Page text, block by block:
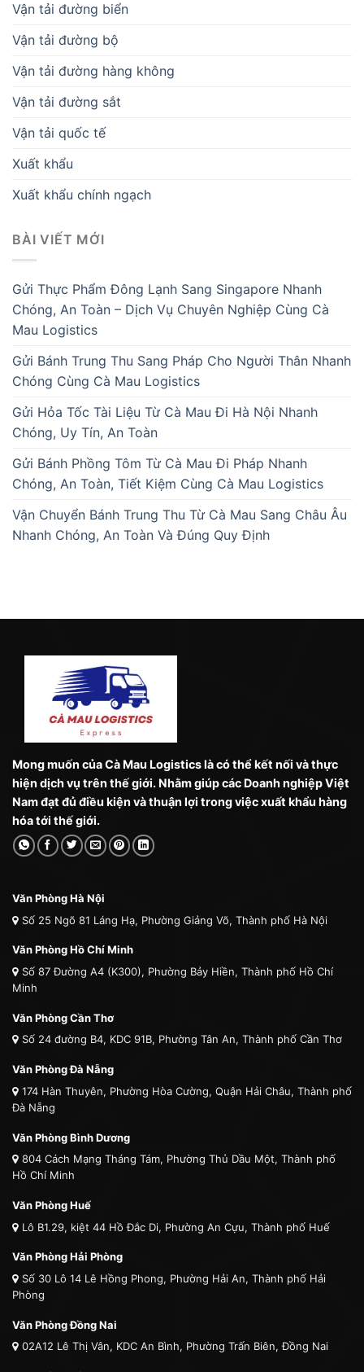
Vận tải đường biển
Vận tải đường bộ
Vận tải đường hàng không
Vận tải đường sắt
Vận tải quốc tế
Xuất khẩu
Xuất khẩu chính ngạch
BÀI VIẾT MỚI
Gửi Thực Phẩm Đông Lạnh Sang Singapore Nhanh
Chóng, An Toàn – Dịch Vụ Chuyên Nghiệp Cùng Cà
Mau Logistics
Gửi Bánh Trung Thu Sang Pháp Cho Người Thân Nhanh
Chóng Cùng Cà Mau Logistics
Gửi Hỏa Tốc Tài Liệu Từ Cà Mau Đi Hà Nội Nhanh
Chóng, Uy Tín, An Toàn
Gửi Bánh Phồng Tôm Từ Cà Mau Đi Pháp Nhanh
Chóng, An Toàn, Tiết Kiệm Cùng Cà Mau Logistics
Vận Chuyển Bánh Trung Thu Từ Cà Mau Sang Châu Âu
Nhanh Chóng, An Toàn Và Đúng Quy Định
Mong muốn của Cà Mau Logistics là có thể kết nối và thực
hiện dịch vụ trên thế giới. Nhằm giúp các Doanh nghiệp Việt
Nam đạt đủ điều kiện và thuận lợi trong việc xuất khẩu hàng
hóa tới thế giới.
Văn Phòng Hà Nội
Số 25 Ngõ 81 Láng Hạ, Phường Giảng Võ, Thành phố Hà Nội
Văn Phòng Hồ Chí Minh
Số 87 Đường A4 (K300), Phường Bảy Hiền, Thành phố Hồ Chí
Minh
Văn Phòng Cần Thơ
Số 24 đường B4, KDC 91B, Phường Tân An, Thành phố Cần Thơ
Văn Phòng Đà Nẵng
174 Hàn Thuyên, Phường Hòa Cường, Quận Hải Châu, Thành phố
Đà Nẵng
Văn Phòng Bình Dương
804 Cách Mạng Tháng Tám, Phường Thủ Dầu Một, Thành phố
Hồ Chí Minh
Văn Phòng Huế
Lô B1.29, kiệt 44 Hồ Đắc Di, Phường An Cựu, Thành phố Huế
Văn Phòng Hải Phòng
Số 30 Lô 14 Lê Hồng Phong, Phường Hải An, Thành phố Hải
Phòng
Văn Phòng Đồng Nai
02A12 Lê Thị Vân, KDC An Bình, Phường Trấn Biên, Đồng Nai